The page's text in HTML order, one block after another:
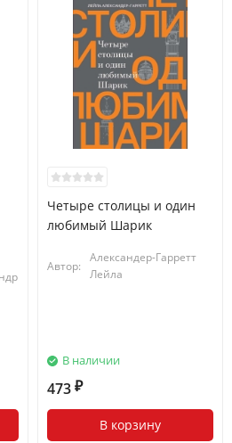
Четыре столицы и один
любимый Шарик
Автор:
Александер-Гарретт
Лейла
В наличии
473 ₽
В корзину